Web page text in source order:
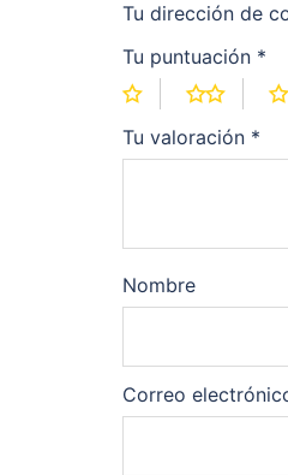
Tu dirección de
Tu puntuación *
Tu valoración *
Nombre
Correo